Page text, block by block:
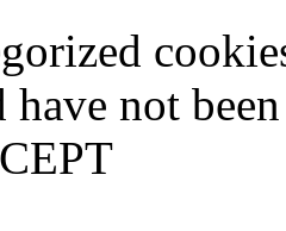
have not